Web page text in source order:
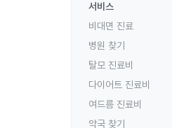
서비스
비대면 진료
병원 찾기
탈모 진료비
다이어트 진료비
여드름 진료비
약국 찾기